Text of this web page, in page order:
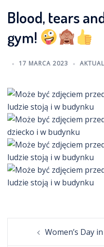
Blood, tears
gym!
17 MARCA 2023
navigationWomen’s Day